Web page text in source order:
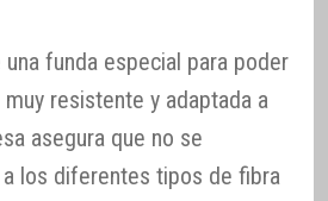
funda especial para poder
resistente y adaptada a
asegura que no se
a los diferentes tipos de fibra